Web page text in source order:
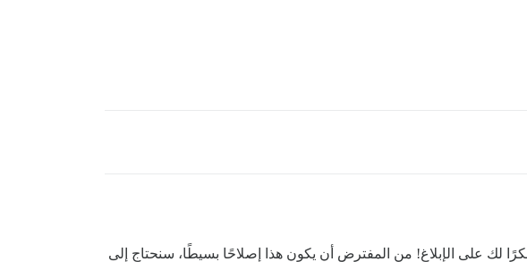
لك على الإبلاغ! من المفترض أن يكون هذا إصلاحًا بسيطًا، سنحتاج إلى